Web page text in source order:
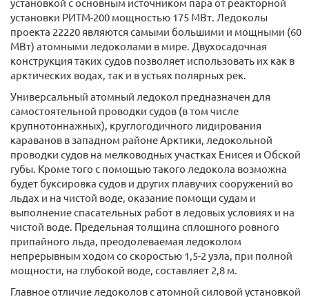
установки РИТМ-200 мощностью 175 МВт. Ледоколы
проекта 22220 являются самыми большими и мощными (60
МВт) атомными ледоколами в мире. Двухосадочная
конструкция таких судов позволяет использовать их как в
арктических водах, так и в устьях полярных рек.
Универсальный атомный ледокол предназначен для
самостоятельной проводки судов (в том числе
крупнотоннажных), круглогодичного лидирования
караванов в западном районе Арктики, ледокольной
проводки судов на мелководных участках Енисея и Обской
губы. Кроме того с помощью такого ледокола возможна
будет буксировка судов и других плавучих сооружений во
льдах и на чистой воде, оказание помощи судам и
выполнение спасательных работ в ледовых условиях и на
чистой воде. Предельная толщина сплошного ровного
припайного льда, преодолеваемая ледоколом
непрерывным ходом со скоростью 1,5-2 узла, при полной
мощности, на глубокой воде, составляет 2,8 м.
Главное отличие ледоколов с атомной силовой установкой